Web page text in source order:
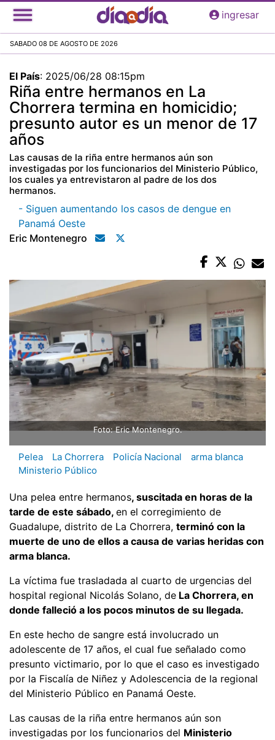
Pasar
al
principal
ingresar
SABADO 08 DE AGOSTO DE 2026
El País: 2025/06/28 08:15pm
Riña entre hermanos en La
Chorrera termina en homicidio;
presunto autor es un menor de 17
años
Las causas de la riña entre hermanos aún son
investigadas por los funcionarios del Ministerio Público,
los cuales ya entrevistaron al padre de los dos
hermanos.
- Siguen aumentando los casos de dengue en
Panamá Oeste
Eric Montenegro
Foto: Eric Montenegro.
Pelea La Chorrera Policía Nacional
arma blanca
Ministerio Público
Una pelea entre hermanos, suscitada en horas de la
tarde de este sábado, en el corregimiento de
Guadalupe, distrito de La Chorrera, terminó con la
muerte de uno de ellos a causa de varias heridas con
arma blanca.
La víctima fue trasladada al cuarto de urgencias del
hospital regional Nicolás Solano, de La Chorrera, en
donde falleció a los pocos minutos de su llegada.
En este hecho de sangre está involucrado un
adolescente de 17 años, el cual fue señalado como
presunto victimario, por lo que el caso es investigado
por la Fiscalía de Niñez y Adolescencia de la regional
del Ministerio Público en Panamá Oeste.
Las causas de la riña entre hermanos aún son
investigadas por los funcionarios del Ministerio